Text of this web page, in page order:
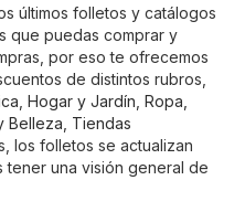
últimos folletos y catálogos
que puedas comprar y
por eso te ofrecemos
de distintos rubros,
Hogar y Jardín Ropa,
Belleza Tiendas
los folletos se actualizan
una visión general de